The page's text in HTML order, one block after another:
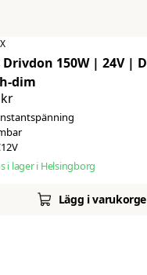
150W | 24V | Dimbar |
dim
i lager i Helsingborg
Lägg i